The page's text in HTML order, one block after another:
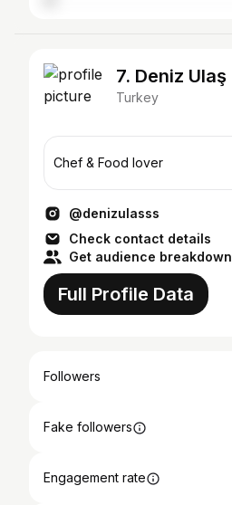
7. Deniz Ulaş
Turkey
Chef & Food lover
@denizulasss
Check contact details
Get audience breakdown
Full Profile Data
Followers
Fake followers
Engagement rate